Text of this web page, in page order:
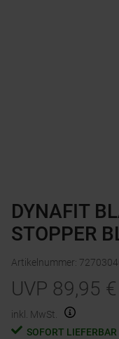
DYNAFIT
STOPPER
Artikelnummer:
UVP 89,95 €
inkl. MwSt.
SOFORT LIEFERBAR